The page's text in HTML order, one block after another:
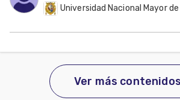
Universidad Nacional Mayor
Ver más contenidos